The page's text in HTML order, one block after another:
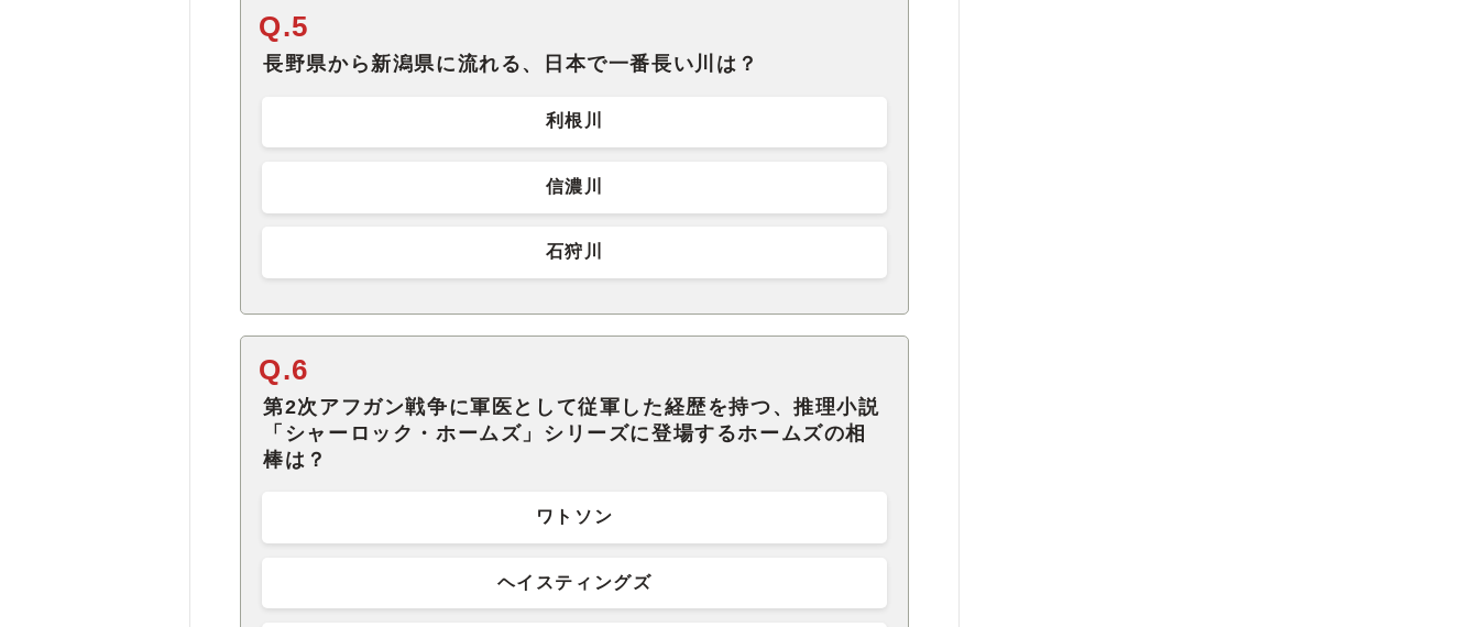
Q.5
長野県から新潟県に流れる、日本で一番長い川は？
利根川
信濃川
石狩川
Q.6
第2次アフガン戦争に軍医として従軍した経歴を持つ、推理小説
「シャーロック・ホームズ」シリーズに登場するホームズの相
棒は？
ワトソン
ヘイスティングズ